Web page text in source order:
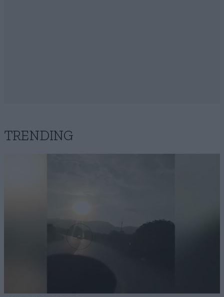
TRENDING